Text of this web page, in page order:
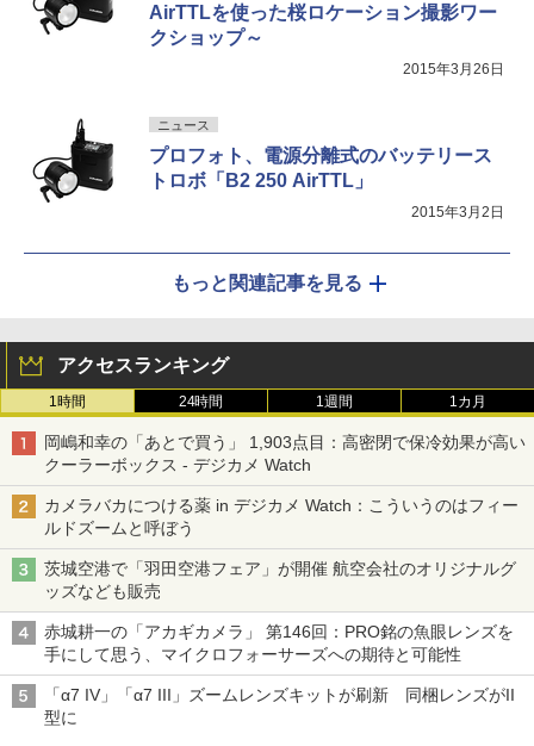
AirTTLを使った桜ロケーション撮影ワー
クショップ～
2015年3月26日
ニュース
プロフォト、電源分離式のバッテリース
トロボ「B2 250 AirTTL」
2015年3月2日
もっと関連記事を見る
アクセスランキング
1時間 24時間 1週間 1カ月
岡嶋和幸の「あとで買う」 1,903点目：高密閉で保冷効果が高い
クーラーボックス - デジカメ Watch
カメラバカにつける薬 in デジカメ Watch：こういうのはフィー
ルドズームと呼ぼう
茨城空港で「羽田空港フェア」が開催 航空会社のオリジナルグ
ッズなども販売
赤城耕一の「アカギカメラ」 第146回：PRO銘の魚眼レンズを
手にして思う、マイクロフォーサーズへの期待と可能性
「α7 IV」「α7 III」ズームレンズキットが刷新 同梱レンズがII
型に